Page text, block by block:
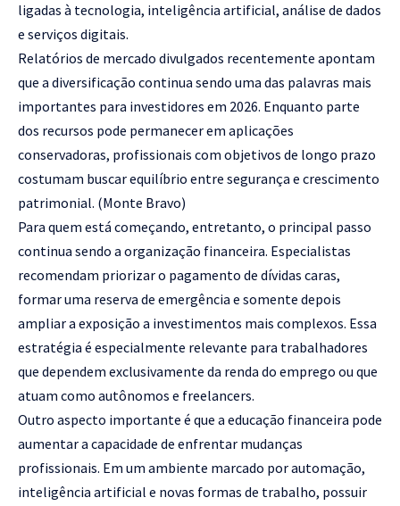
ligadas à tecnologia, inteligência artificial, análise de dados
e serviços digitais.
Relatórios de mercado divulgados recentemente apontam
que a diversificação continua sendo uma das palavras mais
importantes para investidores em 2026. Enquanto parte
dos recursos pode permanecer em aplicações
conservadoras, profissionais com objetivos de longo prazo
costumam buscar equilíbrio entre segurança e crescimento
patrimonial. (Monte Bravo)
Para quem está começando, entretanto, o principal passo
continua sendo a organização financeira. Especialistas
recomendam priorizar o pagamento de dívidas caras,
formar uma reserva de emergência e somente depois
ampliar a exposição a investimentos mais complexos. Essa
estratégia é especialmente relevante para trabalhadores
que dependem exclusivamente da renda do emprego ou que
atuam como autônomos e freelancers.
Outro aspecto importante é que a educação financeira pode
aumentar a capacidade de enfrentar mudanças
profissionais. Em um ambiente marcado por automação,
inteligência artificial e novas formas de trabalho, possuir